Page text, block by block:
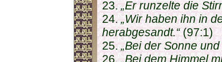
23.„Er runzelte die
24.„Wir haben ihn in
herabgesandt.“(97:1)
25.„Bei der Sonne
26.„Bei dem Himmel